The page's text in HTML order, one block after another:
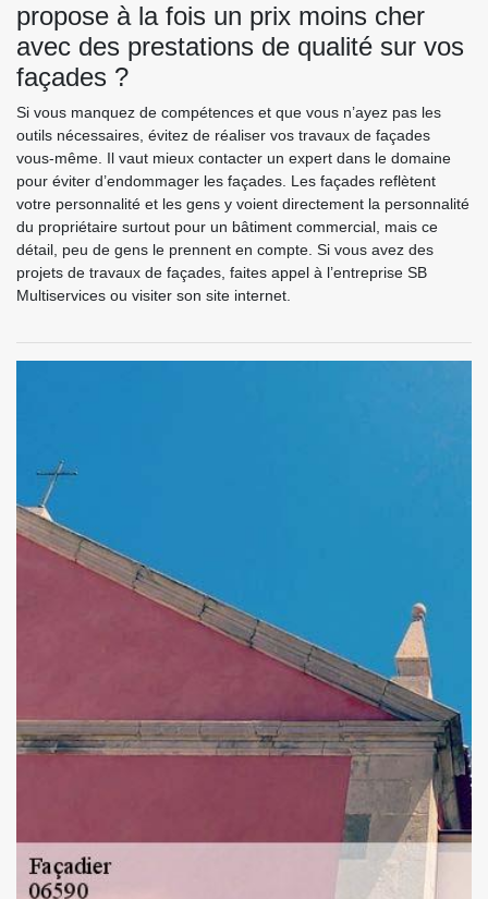
propose à la fois un prix moins cher
avec des prestations de qualité sur vos
façades ?
Si vous manquez de compétences et que vous n’ayez pas les
outils nécessaires, évitez de réaliser vos travaux de façades
vous-même. Il vaut mieux contacter un expert dans le domaine
pour éviter d’endommager les façades. Les façades reflètent
votre personnalité et les gens y voient directement la personnalité
du propriétaire surtout pour un bâtiment commercial, mais ce
détail, peu de gens le prennent en compte. Si vous avez des
projets de travaux de façades, faites appel à l’entreprise SB
Multiservices ou visiter son site internet.